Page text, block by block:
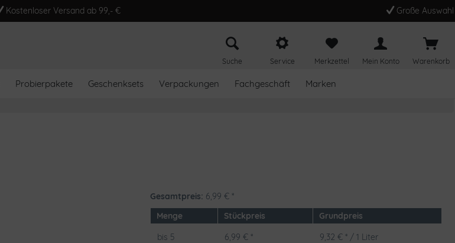
Kostenloser Versand ab 99,- € Große Auswahl
Suche Service Merkzettel Mein Konto Warenkorb
Probierpakete Geschenksets Verpackungen Fachgeschäft Marken
Gesamtpreis: 6,99 € *
Menge
Stückpreis
Grundpreis
bis 5 6,99 € * 9,32 € * / 1 Liter